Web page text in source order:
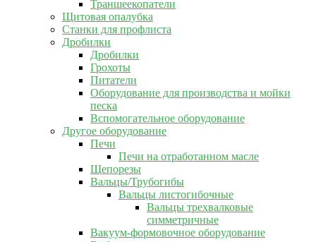
Траншеекопатели
Щитовая опалубка
Станки для профлиста
Дробилки
Дробилки
Грохоты
Питатели
Оборудование для производства и мойки
песка
Вспомогательное оборудование
Другое оборудование
Печи
Печи на отработанном масле
Щепорезы
Вальцы/Трубогибы
Вальцы листогибочные
Вальцы трехвалковые
симметричные
Вакуум-формовочное оборудование